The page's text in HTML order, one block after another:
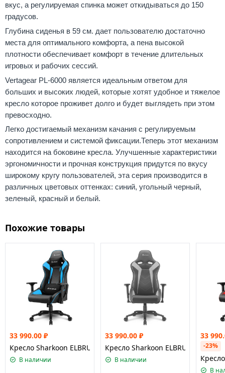
вкус, а регулируемая спинка может откидываться до 150
градусов.
Глубина сиденья в 59 см. дает пользователю достаточно
места для оптимального комфорта, а пена высокой
плотности обеспечивает комфорт в течение длительных
игровых и рабочих сессий.
Vertagear PL-6000 является идеальным ответом для
больших и высоких людей, которые хотят удобное и тяжелое
кресло которое проживет долго и будет выглядеть при этом
превосходно.
Легко достигаемый механизм качания с регулируемым
сопротивлением и системой фиксации.Теперь этот механизм
находится на боковине кресла. Улучшенные характеристики
эргономичности и прочная конструкция придутся по вкусу
широкому кругу пользователей, эта серия производится в
различных цветовых оттенках: синий, угольный черный,
зеленый, красный и белый.
Похожие товары
33 990.00 ₽
Кресло Sharkoon ELBRUS 3 Black/Blue
В наличии
33 990.00 ₽
Кресло Sharkoon ELBRUS 3 Black/
В наличии
33
-23%
В